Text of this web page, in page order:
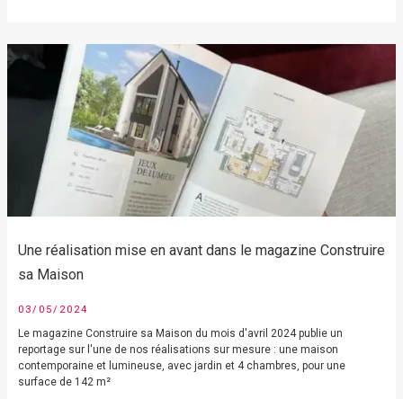
Une réalisation mise en avant dans le magazine Construire
sa Maison
03/05/2024
Le magazine Construire sa Maison du mois d'avril 2024 publie un
reportage sur l'une de nos réalisations sur mesure : une maison
contemporaine et lumineuse, avec jardin et 4 chambres, pour une
surface de 142 m²